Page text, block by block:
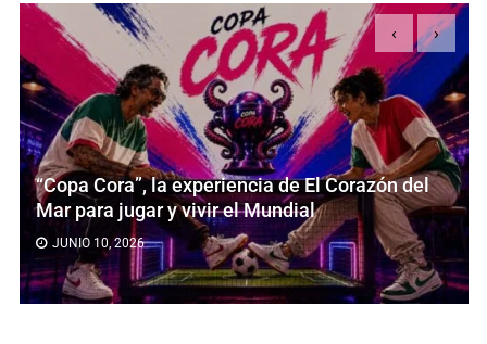
“Copa Cora”, la experiencia de El Corazón del
Mar para jugar y vivir el Mundial
JUNIO 10, 2026
‹ ›